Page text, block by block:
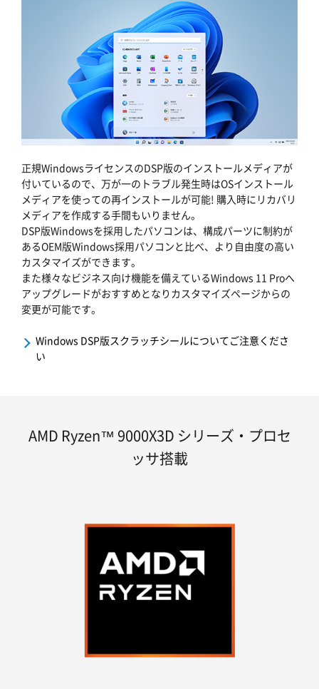
正規WindowsライセンスのDSP版のインストールメディアが
付いているので、万が一のトラブル発生時はOSインストール
メディアを使っての再インストールが可能! 購入時にリカバリ
メディアを作成する手間もいりません。
DSP版Windowsを採用したパソコンは、構成パーツに制約が
あるOEM版Windows採用パソコンと比べ、より自由度の高い
カスタマイズができます。
また様々なビジネス向け機能を備えているWindows 11 Proへ
アップグレードがおすすめとなりカスタマイズページからの
変更が可能です。
Windows DSP版スクラッチシールについてご注意くださ
い
AMD Ryzen™ 9000X3D シリーズ・プロセ
ッサ搭載